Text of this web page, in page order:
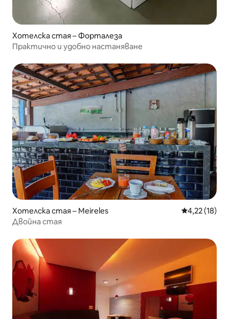
Хотелска стая – Форталеза
Практично и удобно настаняване
Хотелска стая – Meireles Средна
4,22 (18)
Двойна стая